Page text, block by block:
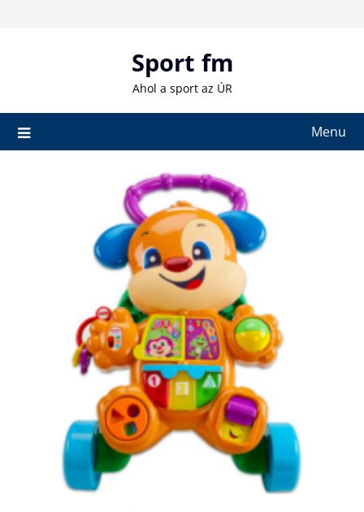
Sport fm
Ahol a sport az ÚR
Menu